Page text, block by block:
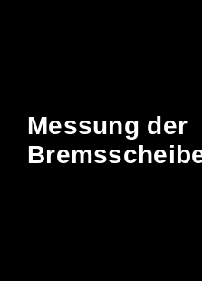
Messung der